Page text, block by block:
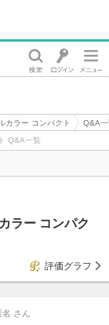
カラー コンパクト
Q&A
Q&A一覧
ラー コンパク
評価グラフ
名 さん